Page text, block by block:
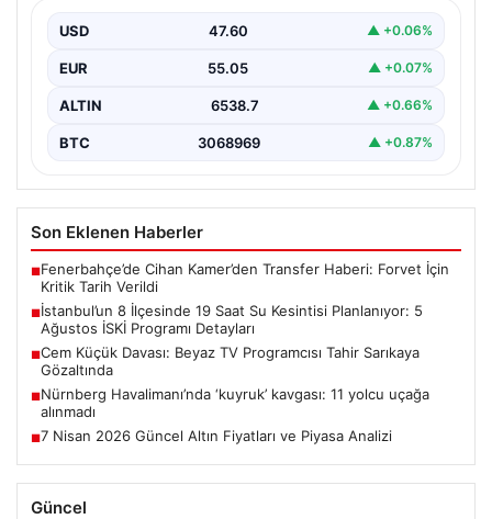
İstanbul Su ve Kanalizasyon İdaresi (İSKİ), önümüzdeki
kapsamında…
USD 47.60 ▲ +0.06%
EUR 55.05 ▲ +0.07%
ALTIN 6538.7 ▲ +0.66%
BTC 3068969 ▲ +0.87%
Son Eklenen Haberler
■Fenerbahçe’de Cihan Kamer’den Transfer Haberi: Forvet İçin
Kritik Tarih Verildi
■İstanbul’un 8 İlçesinde 19 Saat Su Kesintisi Planlanıyor: 5
Ağustos İSKİ Programı Detayları
■Cem Küçük Davası: Beyaz TV Programcısı Tahir Sarıkaya
Gözaltında
■Nürnberg Havalimanı’nda ‘kuyruk’ kavgası: 11 yolcu uçağa
alınmadı
■7 Nisan 2026 Güncel Altın Fiyatları ve Piyasa Analizi
Güncel